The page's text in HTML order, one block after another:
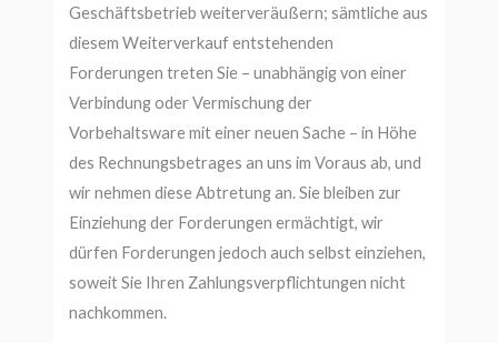
Geschäftsbetrieb weiterveräußern; sämtliche aus
diesem Weiterverkauf entstehenden
Forderungen treten Sie – unabhängig von einer
Verbindung oder Vermischung der
Vorbehaltsware mit einer neuen Sache – in Höhe
des Rechnungsbetrages an uns im Voraus ab, und
wir nehmen diese Abtretung an. Sie bleiben zur
Einziehung der Forderungen ermächtigt, wir
dürfen Forderungen jedoch auch selbst einziehen,
soweit Sie Ihren Zahlungsverpflichtungen nicht
nachkommen.